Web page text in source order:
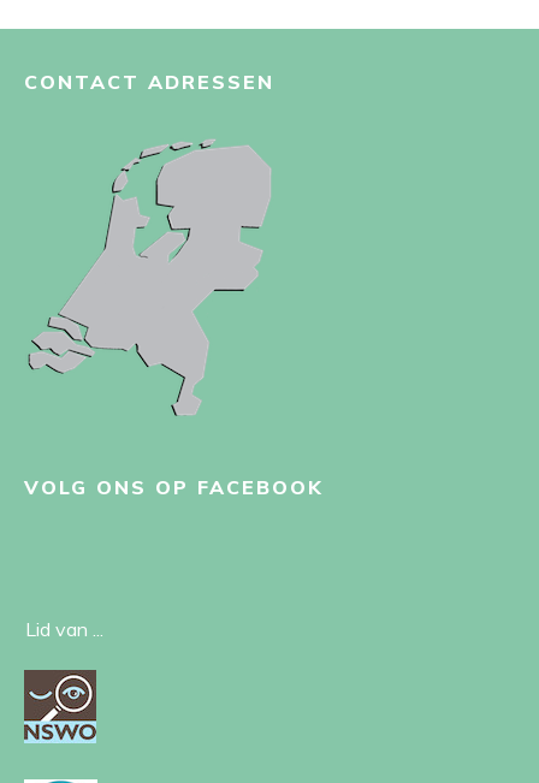
CONTACT ADRESSEN
VOLG ONS OP FACEBOOK
Lid van ...